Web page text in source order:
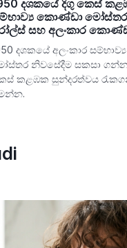
දශකයේ දිගු කෙස්
කොණ්ඩා
සහ අලංකාර
දශකයේ අලංකාර
නිවසේදීම සකසා
කළඹක සුන්දරත්වය